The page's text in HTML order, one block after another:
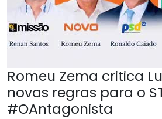
Romeu Zema critica
novas regras para o
#OAntagonista